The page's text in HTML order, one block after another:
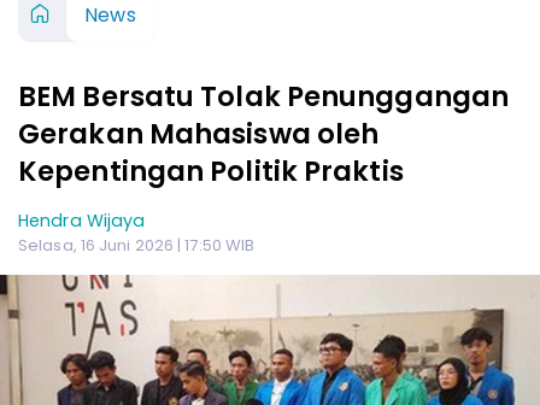
News
BEM Bersatu Tolak Penunggangan
Gerakan Mahasiswa oleh
Kepentingan Politik Praktis
Hendra Wijaya
Selasa, 16 Juni 2026 | 17:50 WIB